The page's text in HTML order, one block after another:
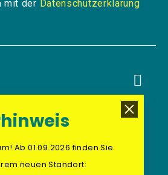
mit der Datenschutzerklärung
Ab 01.09.2026 finden Sie
neuen Standort: